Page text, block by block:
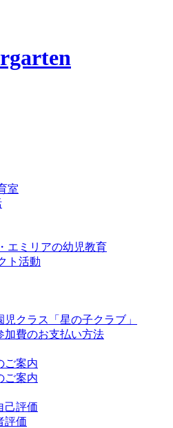
室
エミリアの幼児教育
ト活動
児クラス「星の子クラブ」
加費のお支払い方法
ご案内
ご案内
己評価
評価